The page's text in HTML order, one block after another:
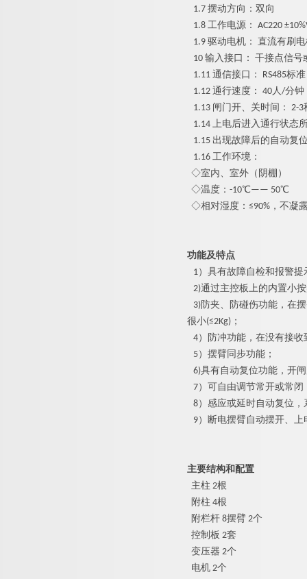
1.7 摆动方向：双向
1.8 工作电源 ： AC220
1.9 驱动电机 ： 直流有刷电
10 输入接口 ： 干接点信号
1.11 通信接口 ： RS485标准
1.12 通行速度 ： 40人/分钟
1.13 闸门开、关时间 ： 2-3
1.14 上电后进入通行状态
1.15 出现故障后的自动复
1.16 工作环境：
◇室内、室外（阴棚）
◇温度 ： -10℃—— 50℃
◇相对湿度 ： ≤90% ，不凝
功能及特点
1）具有故障自检和报警
2)通过主控板上的内置小
3)防夹、防碰伤功能，在
很小(≤2Kg) ；
4）防冲功能，在没有接
5）摆臂同步功能；
6)具有自动复位功能，开
7）可自由调节常开或常
8）感应或延时自动复位
9）断电摆臂自动摆开、
主要结构和配置
主柱 2根
附柱 4根
附栏杆 8摆臂 2个
控制板 2套
变压器 2个
电机 2个